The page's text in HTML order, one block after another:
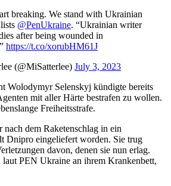
breaking. We stand with Ukrainian
@PenUkraine⁩. “Ukrainian writer
after being wounded in
https://t.co/xorubHM61J
(@MiSatterlee) July 3, 2023
Wolodymyr Selenskyj kündigte bereits
mit aller Härte bestrafen zu wollen.
Freiheitsstrafe.
dem Raketenschlag in ein
Dnipro eingeliefert worden. Sie trug
davon, denen sie nun erlag.
PEN Ukraine an ihrem Krankenbett,